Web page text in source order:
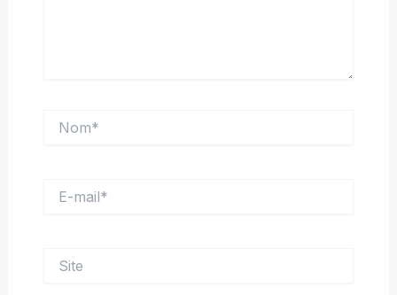
mail*